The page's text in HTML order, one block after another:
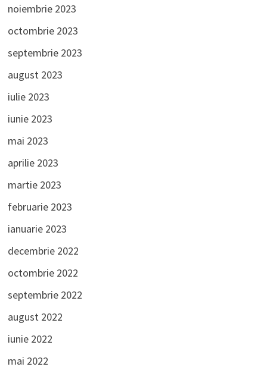
noiembrie 2023
octombrie 2023
septembrie 2023
august 2023
iulie 2023
iunie 2023
mai 2023
aprilie 2023
martie 2023
februarie 2023
ianuarie 2023
decembrie 2022
octombrie 2022
septembrie 2022
august 2022
iunie 2022
mai 2022